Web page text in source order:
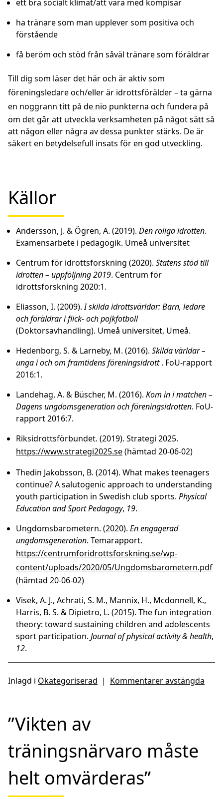
ett bra socialt klimat/att vara med kompisar
ha tränare som man upplever som positiva och
förstående
få beröm och stöd från såväl tränare som föräldrar
Till dig som läser det här och är aktiv som
föreningsledare och/eller är idrottsförälder – ta gärna
en noggrann titt på de nio punkterna och fundera på
om det går att utveckla verksamheten på något sätt så
att någon eller några av dessa punkter stärks. De är
säkert en betydelsefull insats för en god utveckling.
Källor
Andersson, J. & Ögren, A. (2019). Den roliga idrotten.
Examensarbete i pedagogik. Umeå universitet
Centrum för idrottsforskning (2020). Statens stöd till
idrotten – uppföljning 2019. Centrum för
idrottsforskning 2020:1.
Eliasson, I. (2009).I skilda idrottsvärldar: Barn, ledare
och föräldrar i flick- och pojkfotboll
(Doktorsavhandling). Umeå universitet, Umeå.
Hedenborg, S. & Larneby, M. (2016). Skilda världar –
unga i och om framtidens föreningsidrott. FoU­-rapport
2016:1.
Landehag, A. & Büscher, M. (2016). Kom in i matchen –
Dagens ungdomsgeneration och föreningsidrotten. FoU­-
rapport 2016:7.
Riksidrottsförbundet. (2019). Strategi 2025.
https://www.strategi2025.se(hämtad 20-06-02)
Thedin Jakobsson, B. (2014). What makes teenagers
continue? A salutogenic approach to understanding
youth participation in Swedish club sports. Physical
Education and Sport Pedagogy, 19.
Ungdomsbarometern. (2020). En engagerad
ungdomsgeneration. Temarapport.
https://centrumforidrottsforskning.se/wp-
content/uploads/2020/05/Ungdomsbarometern.pdf
(hämtad 20-06-02)
Visek, A. J., Achrati, S. M., Mannix, H., Mcdonnell, K.,
Harris, B. S. & Dipietro, L. (2015). The fun integration
theory: toward sustaining children and adolescents
sport participation. Journal of physical activity & health,
12.
Inlagd i Okategoriserad | Kommentarer avstängda
”Vikten av
träningsnärvaro måste
helt omvärderas”